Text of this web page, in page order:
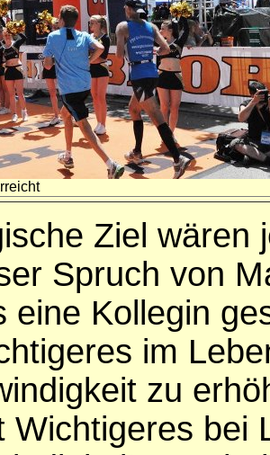
Ziel wären
Spruch von
eine Kollegin
im
zu
Wichtigeres bei